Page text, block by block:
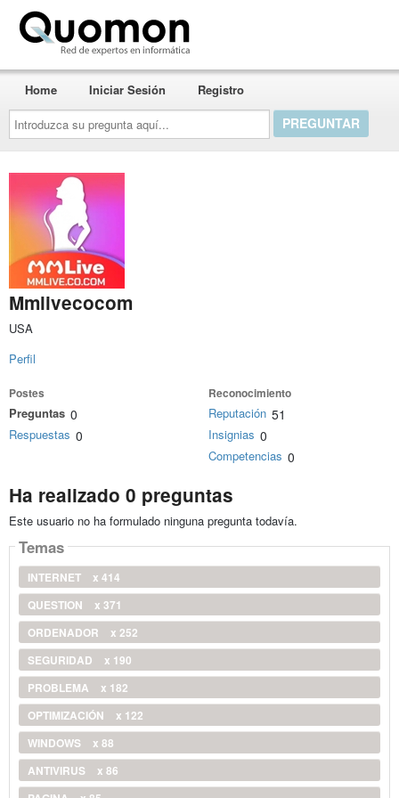
Introduzca
su
pregunta
aquí...
Home Iniciar Sesión Registro
Mmlivecocom
USA
Perfil
Postes
Preguntas 0
Respuestas 0
Reconocimiento
Reputación 51
Insignias 0
Competencias 0
Ha realizado 0 preguntas
Este usuario no ha formulado ninguna pregunta todavía.
Temas
INTERNET
x 414
QUESTION
x 371
ORDENADOR
x 252
SEGURIDAD
x 190
PROBLEMA
x 182
OPTIMIZACIÓN
x 122
WINDOWS
x 88
ANTIVIRUS
x 86